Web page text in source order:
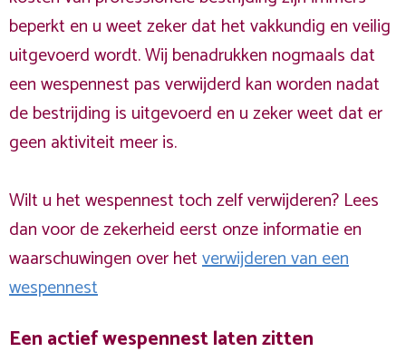
beperkt en u weet zeker dat het vakkundig en veilig
uitgevoerd wordt. Wij benadrukken nogmaals dat
een wespennest pas verwijderd kan worden nadat
de bestrijding is uitgevoerd en u zeker weet dat er
geen aktiviteit meer is.
Wilt u het wespennest toch zelf verwijderen? Lees
dan voor de zekerheid eerst onze informatie en
waarschuwingen over hetverwijderen van een
wespennest
Een actief wespennest laten zitten